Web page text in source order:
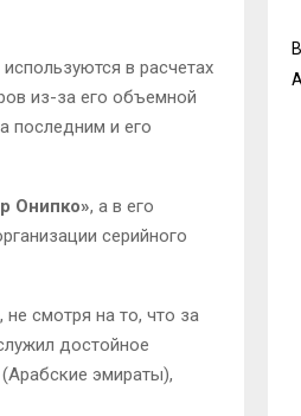
в расчетах
из-за его объемной
последним и его
Онипко», а в его
серийного
смотря на то, что за
достойное
эмираты),